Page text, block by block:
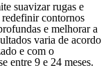
suavizar rugas e
redefinir contornos
e melhorar a
varia de acordo
e com o
entre 9 e 24 meses.